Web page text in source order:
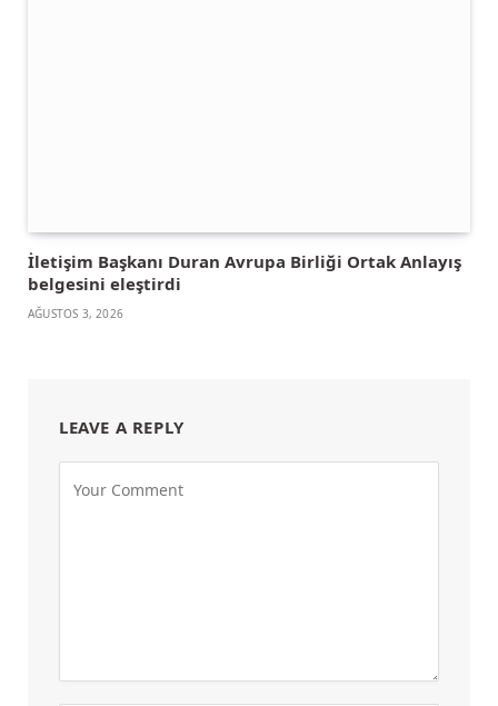
İletişim Başkanı Duran Avrupa Birliği Ortak Anlayış
belgesini eleştirdi
AĞUSTOS 3, 2026
LEAVE A REPLY